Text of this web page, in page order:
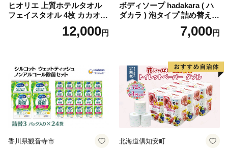
ヒオリエ 上質ホテルタオル
フェイスタオル 4枚 カカオ
【タオル 泉州タオル 吸水 普
段使い 無地 シンプル 日用品
12,000円
ボディソープ hadakara ( ハ
ダカラ ) 泡タイプ 詰め替え 4
40ml×4袋 ボディーソープ 泡
ボディソープ 泡 日用品 消耗
泡石鹸 石鹸 兵庫 兵庫県 小野
7,000円
香川県観音寺市 北海道倶知安町